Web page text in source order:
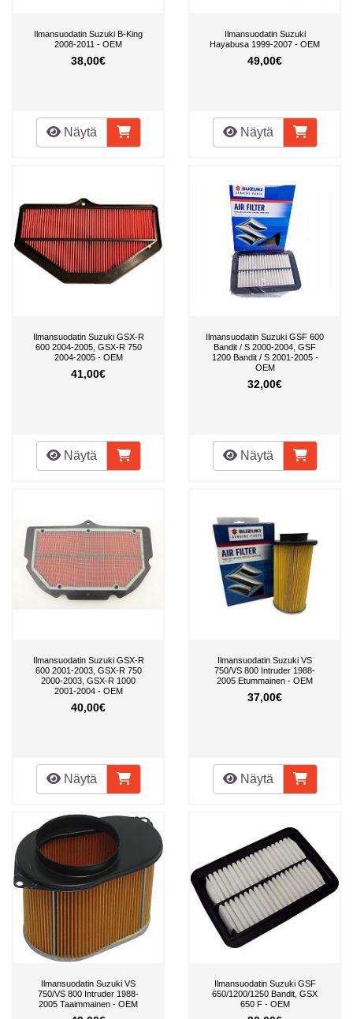
Ilmansuodatin Suzuki B-King
2008-2011 - OEM
38,00€
Näytä
Ilmansuodatin Suzuki
Hayabusa 1999-2007 - OEM
49,00€
Näytä
Ilmansuodatin Suzuki GSX-R
600 2004-2005, GSX-R 750
2004-2005 - OEM
41,00€
Näytä
Ilmansuodatin Suzuki GSF 600
Bandit / S 2000-2004, GSF
1200 Bandit / S 2001-2005 -
OEM
32,00€
Näytä
Ilmansuodatin Suzuki GSX-R
600 2001-2003, GSX-R 750
2000-2003, GSX-R 1000
2001-2004 - OEM
40,00€
Näytä
Ilmansuodatin Suzuki VS
750/VS 800 Intruder 1988-
2005 Etummainen - OEM
37,00€
Näytä
Ilmansuodatin Suzuki VS
750/VS 800 Intruder 1988-
2005 Taaimmainen - OEM
Ilmansuodatin Suzuki GSF
650/1200/1250 Bandit, GSX
650 F - OEM